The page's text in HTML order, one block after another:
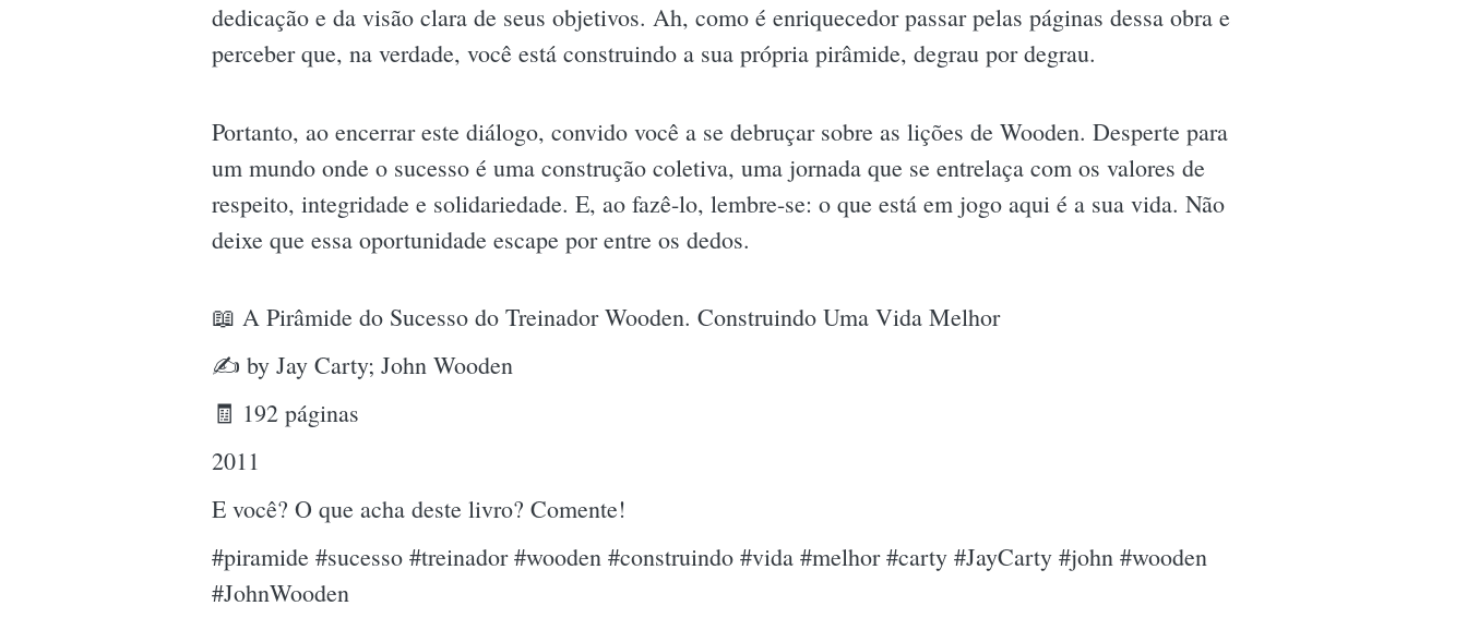
dedicação e da visão clara de seus objetivos. Ah, como é enriquecedor passar pelas páginas dessa obra e
perceber que, na verdade, você está construindo a sua própria pirâmide, degrau por degrau.
Portanto, ao encerrar este diálogo, convido você a se debruçar sobre as lições de Wooden. Desperte para
um mundo onde o sucesso é uma construção coletiva, uma jornada que se entrelaça com os valores de
respeito, integridade e solidariedade. E, ao fazê-lo, lembre-se: o que está em jogo aqui é a sua vida. Não
deixe que essa oportunidade escape por entre os dedos.
📖 A Pirâmide do Sucesso do Treinador Wooden. Construindo Uma Vida Melhor
✍ by Jay Carty; John Wooden
🧾 192 páginas
2011
E você? O que acha deste livro? Comente!
#piramide #sucesso #treinador #wooden #construindo #vida #melhor #carty #JayCarty #john #wooden
#JohnWooden